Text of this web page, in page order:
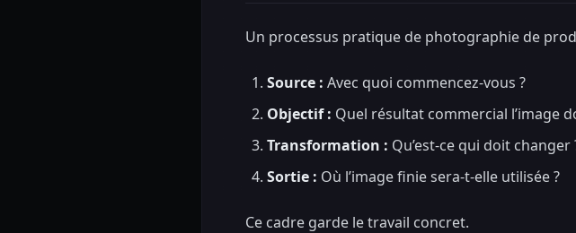
Un processus pratique de photographie de
Source : Avec quoi commencez-vous ?
Objectif : Quel résultat commercial l’image
Transformation : Qu’est-ce qui doit changer
Sortie : Où l’image finie sera-t-elle utilisée ?
Ce cadre garde le travail concret.